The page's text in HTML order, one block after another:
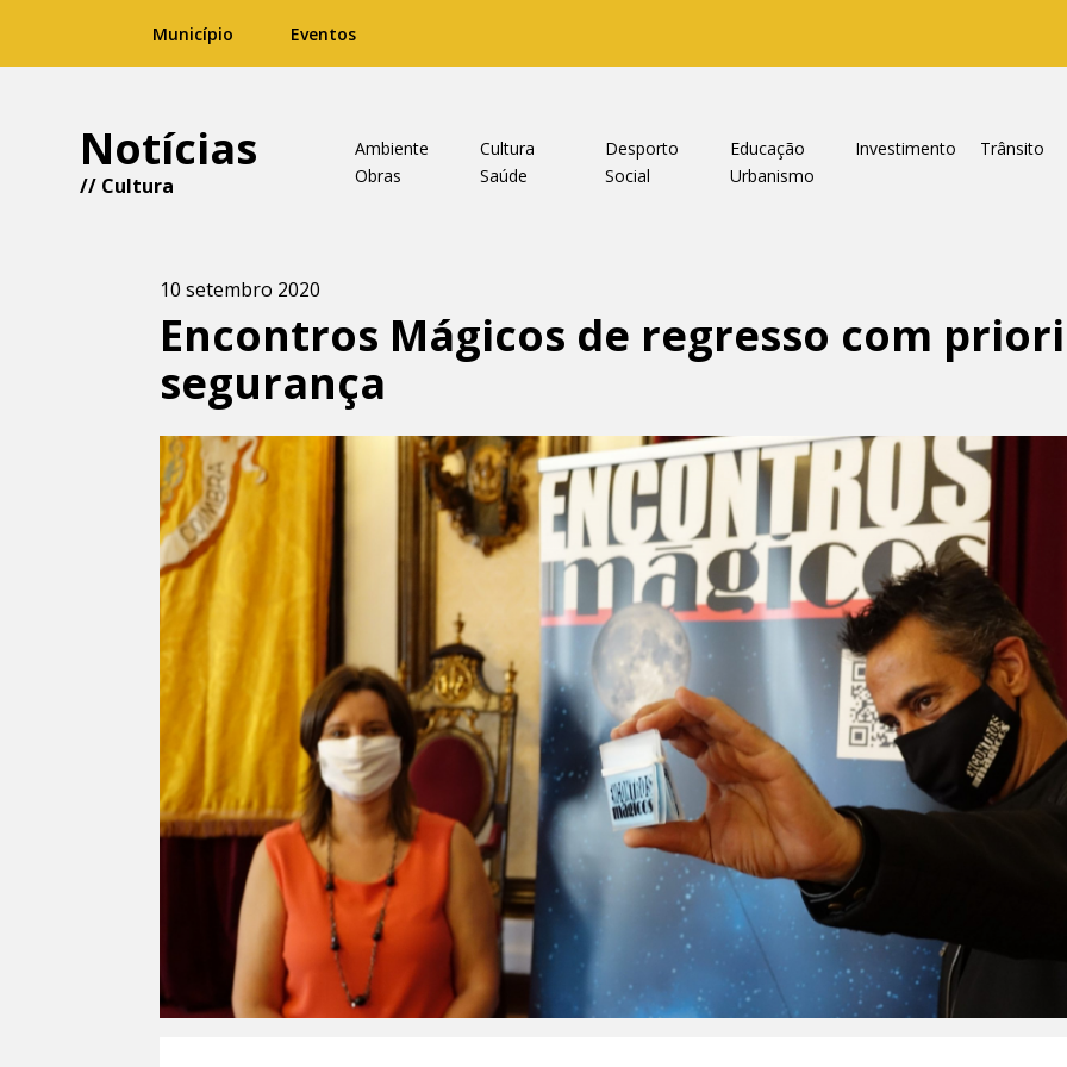
Município Eventos
Notícias
// Cultura
Ambiente Cultura Desporto Educação Investimento
Trânsito
Obras
Saúde Social Urbanismo
10 setembro 2020
Encontros Mágicos de regresso com
segurança